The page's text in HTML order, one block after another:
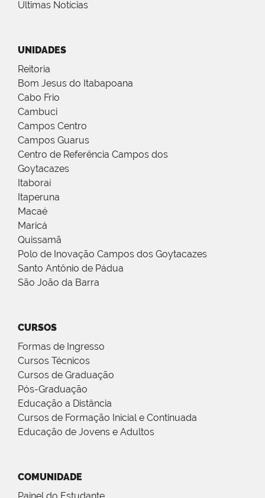
Últimas Notícias
UNIDADES
Reitoria
Bom Jesus do Itabapoana
Cabo Frio
Cambuci
Campos Centro
Campos Guarus
Centro de Referência Campos dos
Goytacazes
Itaboraí
Itaperuna
Macaé
Maricá
Quissamã
Polo de Inovação Campos dos Goytacazes
Santo Antônio de Pádua
São João da Barra
CURSOS
Formas de Ingresso
Cursos Técnicos
Cursos de Graduação
Pós-Graduação
Educação a Distância
Cursos de Formação Inicial e Continuada
Educação de Jovens e Adultos
COMUNIDADE